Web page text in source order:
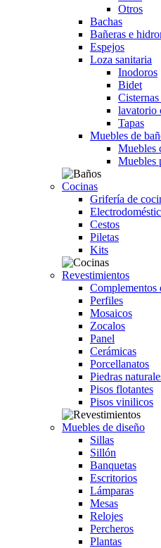
Otros
Bachas
Bañeras e
Espejos
Loza sanitaria
Inodoros
Bidet
lavatorio
Tapas
Muebles de
Muebles
Muebles
Cocinas
Grifería de
Cestos
Piletas
Kits
Revestimientos
Complementos
Perfiles
Mosaicos
Zocalos
Panel
Cerámicas
Porcellanatos
Piedras
Pisos flotantes
Pisos vinilicos
Muebles de diseño
Sillas
Sillón
Banquetas
Escritorios
Lámparas
Mesas
Relojes
Percheros
Plantas